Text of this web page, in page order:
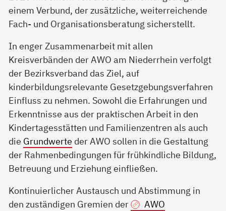
einem Verbund, der zusätzliche, weiterreichende
Fach- und Organisationsberatung sicherstellt.
In enger Zusammenarbeit mit allen
Kreisverbänden der AWO am Niederrhein verfolgt
der Bezirksverband das Ziel, auf
kinderbildungsrelevante Gesetzgebungsverfahren
Einfluss zu nehmen. Sowohl die Erfahrungen und
Erkenntnisse aus der praktischen Arbeit in den
Kindertagesstätten und Familienzentren als auch
die Grundwerte der AWO sollen in die Gestaltung
der Rahmenbedingungen für frühkindliche Bildung,
Betreuung und Erziehung einfließen.
Kontinuierlicher Austausch und Abstimmung in
den zuständigen Gremien der
AWO